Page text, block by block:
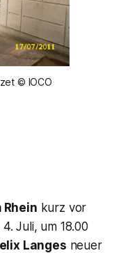
© IOCO
Rhein kurz vor
Juli, um 18.00
Langes neuer